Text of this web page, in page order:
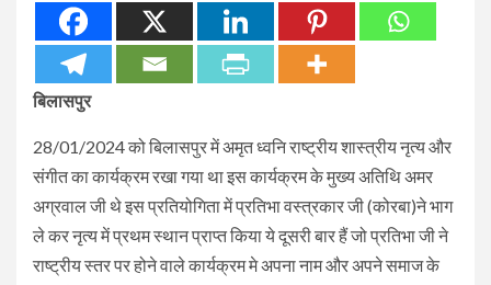
बिलासपुर
28/01/2024 को बिलासपुर में अमृत ध्वनि राष्ट्रीय शास्त्रीय नृत्य और
संगीत का कार्यक्रम रखा गया था इस कार्यक्रम के मुख्य अतिथि अमर
अग्रवाल जी थे इस प्रतियोगिता में प्रतिभा वस्त्रकार जी (कोरबा)ने भाग
ले कर नृत्य में प्रथम स्थान प्राप्त किया ये दूसरी बार हैं जो प्रतिभा जी ने
राष्ट्रीय स्तर पर होने वाले कार्यक्रम मे अपना नाम और अपने समाज के